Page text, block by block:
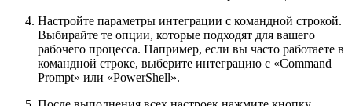
Настройте параметры интеграции с командной строкой.
Выбирайте те опции, которые подходят для вашего
рабочего процесса. Например, если вы часто работаете в
командной строке, выберите интеграцию с «Command
Prompt» или «PowerShell».